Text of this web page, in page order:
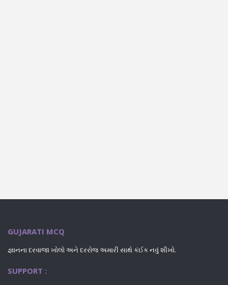
GUJARATI MCQ
જ્ઞાનના દરવાજા ખોલો અને દરરોજ અમારી સાથે કંઈક નવું શીખો.
SUPPORT :